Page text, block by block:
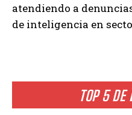
TOP 5
atendiendo a
de inteligencia en